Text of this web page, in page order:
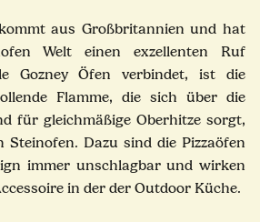
aus Großbritannien und hat
Welt einen exzellenten Ruf
Gozney Öfen verbindet, ist die
Flamme, die sich über die
für gleichmäßige Oberhitze sorgt,
Steinofen. Dazu sind die Pizzaöfen
immer unschlagbar und wirken
in der der Outdoor Küche.